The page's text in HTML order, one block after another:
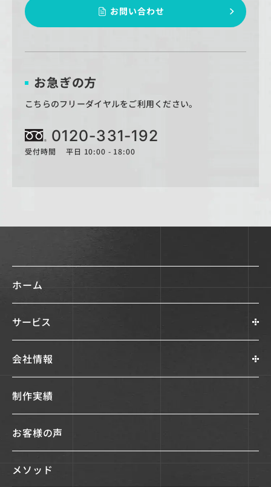
お問い合わせ
お急ぎの方
こちらのフリーダイヤルをご利用ください。
0120-331-192
受付時間 平日 10:00 - 18:00
ホーム
サービス
会社情報
制作実績
お客様の声
メソッド